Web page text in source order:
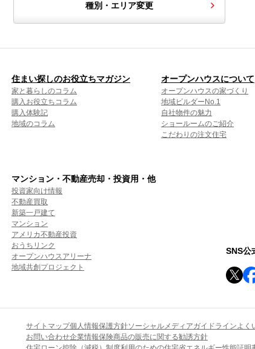
種別・エリア変更
住まい探しのお役立ちマガジン
家と暮らしのコラム
購入お役立ちコラム
購入体験記
地域のコラム
オープンハウスについて
オープンハウスの家づくり
地域ビルダーNo.1
自社物件の魅力
ショールームのご紹介
こだわりの注文住宅
マンション・不動産売却・投資用・他
投資家向け情報
不動産買取
新築一戸建て
マンション
アメリカ不動産投資
おうちリンク
オープンハウスアリーナ
地域共創プロジェクト
SNS公
サイトマップ個人情報保護方針ソーシャルメディアガイドラインよく
お問い合わせ企業情報保険商品の販売に関する勧誘方針